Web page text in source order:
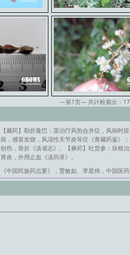
—第1页— 共计检索出： 17
【藏药】勒折曼巴：茎治疗风热合并症，风病时
病，感冒发烧，风湿性关节炎等症《青藏药鉴》
创伤，骨折《滇省志》。【彝药】吐货参：块根
胃炎，外用止血《滇药录》。
《中国民族药志要》，贾敏如、李星炜，中国医